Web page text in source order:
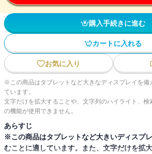
購入手続きに進む
カートに入れる
お気に入り
※この商品はタブレットなど大きなディスプレイを備
ています。
文字だけを拡大することや、文字列のハイライト、
の機能が使用できません。
あらすじ
※この商品はタブレットなど大きいディスプ
むことに適しています。また、文字だけを拡